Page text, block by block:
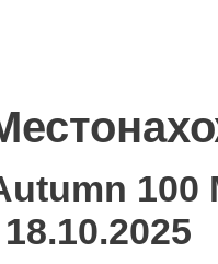
100
18.10.2025